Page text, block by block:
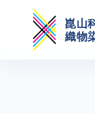
崑山
織物